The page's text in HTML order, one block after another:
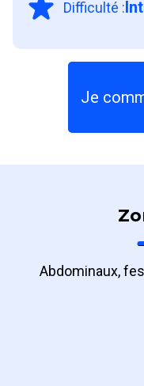
Difficulté :
Je
Abdominaux,